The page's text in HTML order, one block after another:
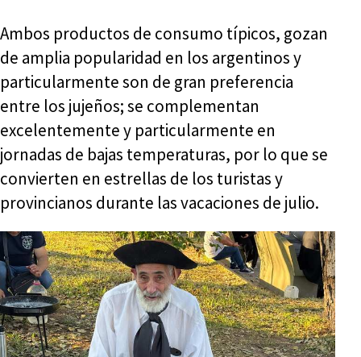
Ambos productos de consumo típicos, gozan
de amplia popularidad en los argentinos y
particularmente son de gran preferencia
entre los jujeños; se complementan
excelentemente y particularmente en
jornadas de bajas temperaturas, por lo que se
convierten en estrellas de los turistas y
provincianos durante las vacaciones de julio.